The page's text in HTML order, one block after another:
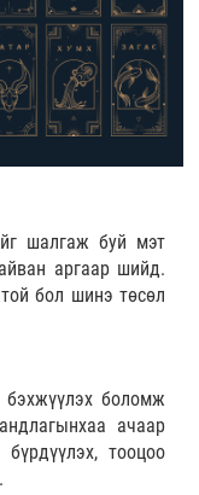
шалгаж буй мэт
аргаар шийд.
бол шинэ төсөл
бэхжүүлэх боломж
ачаар
тооцоо